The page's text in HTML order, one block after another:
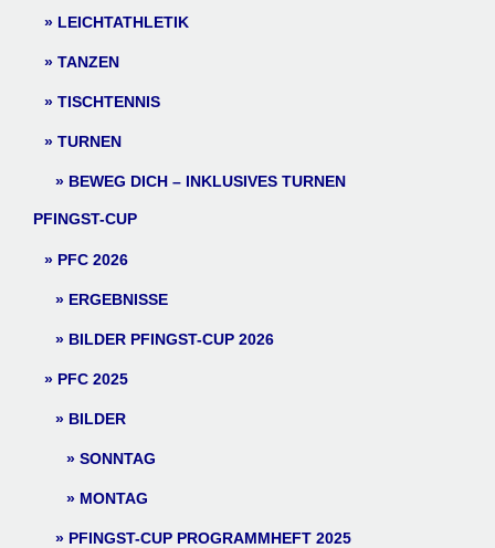
LEICHTATHLETIK
TANZEN
TISCHTENNIS
TURNEN
BEWEG DICH – INKLUSIVES TURNEN
PFINGST-CUP
PFC 2026
ERGEBNISSE
BILDER PFINGST-CUP 2026
PFC 2025
BILDER
SONNTAG
MONTAG
PFINGST-CUP PROGRAMMHEFT 2025